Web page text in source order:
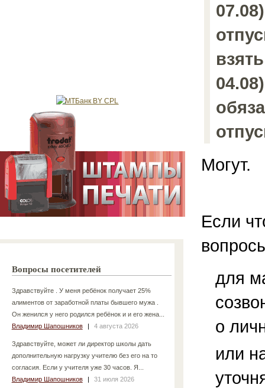
Вопросы посетителей
Здравствуйте . У меня ребёнок получает 25%
алиментов от заработной платы бывшего мужа .
Он женился у него родился ребёнок и и его жена...
Владимир Шапошников
| 4 августа 2026
Здравствуйте, может ли директор школы дать
дополнительную нагрузку учителю без его на то
согласия. Если у учителя уже 30 часов. Я...
Владимир Шапошников
| 31 июля 2026
Могут.
Если
для
о
или